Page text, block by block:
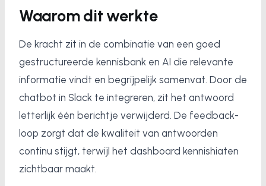
Waarom dit werkte
De kracht zit in de combinatie van een goed
gestructureerde kennisbank en AI die relevante
informatie vindt en begrijpelijk samenvat. Door de
chatbot in Slack te integreren, zit het antwoord
letterlijk één berichtje verwijderd. De feedback-
loop zorgt dat de kwaliteit van antwoorden
continu stijgt, terwijl het dashboard kennishiaten
zichtbaar maakt.